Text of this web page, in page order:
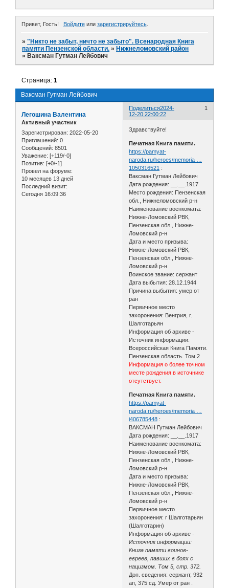
Привет, Гость! Войдитеили зарегистрируйтесь.
»"Никто не забыт, ничто не забыто". Всенародная Книга
памяти Пензенской области. » Нижнеломовский район
» Ваксман Гутман Лейбович
Ваксман Гутман Лейбович
Страница:1
Поделиться 1
2024-
12-20 22:00:22
Легошина Валентина
Активный участник
Зарегистрирован: 2022-05-20
Приглашений: 0
Сообщений: 8501
Уважение: [+119/-0]
Позитив: [+0/-1]
Провел на форуме:
10 месяцев 13 дней
Последний визит:
Сегодня 16:09:36
Здравствуйте!
Печатная Книга памяти.
https://pamyat-
naroda.ru/heroes/memoria …
1050316521 :
Ваксман Гутман Лейбович
Дата рождения: __.__.1917
Место рождения: Пензенская
обл., Нижнеломовский р-н
Наименование военкомата:
Нижне-Ломовский РВК,
Пензенская обл., Нижне-
Ломовский р-н
Дата и место призыва:
Нижне-Ломовский РВК,
Пензенская обл., Нижне-
Ломовский р-н
Воинское звание: сержант
Дата выбытия: 28.12.1944
Причина выбытия: умер от
ран
Первичное место
захоронения: Венгрия, г.
Шалготарьян
Информация об архиве -
Источник информации:
Всероссийская Книга Памяти.
Пензенская область. Том 2
Информация о более точном
месте рождения в источнике
отсутствует.
Печатная Книга памяти.
https://pamyat-
naroda.ru/heroes/memoria …
i406785448 :
ВАКСМАН Гутман Лейбович
Дата рождения: __.__.1917
Наименование военкомата:
Нижне-Ломовский РВК,
Пензенская обл., Нижне-
Ломовский р-н
Дата и место призыва:
Нижне-Ломовский РВК,
Пензенская обл., Нижне-
Ломовский р-н
Первичное место
захоронения: г Шалготарьян
(Шалготарин)
Информация об архиве -
Источник информации:
Книга памяти воинов-
евреев, павших в боях с
нацизмом. Том 5, стр. 372.
Доп. сведения: сержант, 932
ап, 375 сд. Умер от ран .